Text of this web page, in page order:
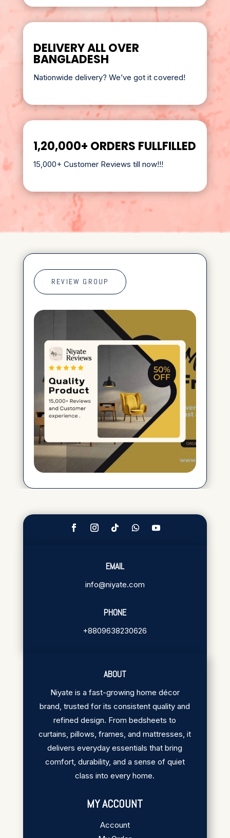
DELIVERY ALL OVER
BANGLADESH
Nationwide delivery? We’ve got it covered!
1,20,000+ ORDERS FULLFILLED
15,000+ Customer Reviews till now!!!
REVIEW GROUP
EMAIL
info@niyate.com
PHONE
+8809638230626
ABOUT
Niyate is a fast-growing home décor
brand, trusted for its consistent quality and
refined design. From bedsheets to
curtains, pillows, frames, and mattresses, it
delivers everyday essentials that bring
comfort, durability, and a sense of quiet
class into every home.
MY ACCOUNT
Account